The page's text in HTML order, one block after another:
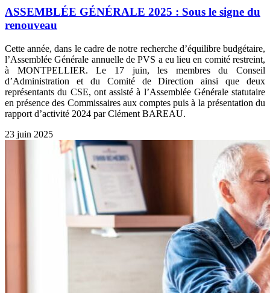
ASSEMBLÉE GÉNÉRALE 2025 : Sous le signe du
renouveau
Cette année, dans le cadre de notre recherche d’équilibre budgétaire,
l’Assemblée Générale annuelle de PVS a eu lieu en comité restreint,
à MONTPELLIER. Le 17 juin, les membres du Conseil
d’Administration et du Comité de Direction ainsi que deux
représentants du CSE, ont assisté à l’Assemblée Générale statutaire
en présence des Commissaires aux comptes puis à la présentation du
rapport d’activité 2024 par Clément BAREAU.
23 juin 2025